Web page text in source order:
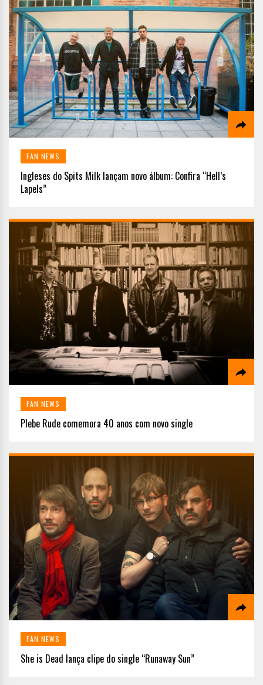
FAN NEWS
Ingleses do Spits Milk lançam novo álbum: Confira “Hell’s
Lapels”
FAN NEWS
Plebe Rude comemora 40 anos com novo single
FAN NEWS
She is Dead lança clipe do single “Runaway Sun”